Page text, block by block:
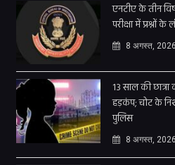
एनटीए के तीन
परीक्षा में प्रश्नों
8 अगस्त, 2026
13 साल की
हड़कंप; चोट के
पुलिस
8 अगस्त, 2026